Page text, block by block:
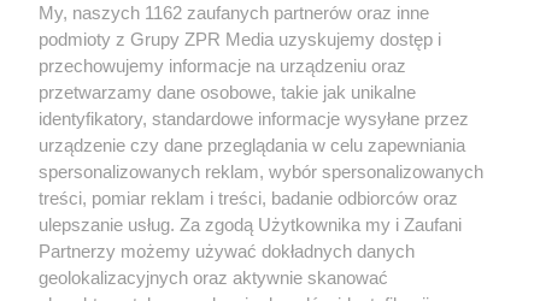
Żaden utwór zamieszczony w serwisie nie może być powielany i
rozpowszechniany lub dalej rozpowszechniany w jakikolwiek sposób (w
tym także elektroniczny lub mechaniczny) na jakimkolwiek polu
eksploatacji w jakiejkolwiek formie, włącznie z umieszczaniem w
Internecie bez pisemnej zgody właściciela praw. Jakiekolwiek użycie lub
wykorzystanie utworów w całości lub w części z naruszeniem prawa,
tzn. bez właściwej zgody, jest zabronione pod groźbą kary i może być
ścigane prawnie.
My, naszych 1162 zaufanych partnerów oraz inne
podmioty z Grupy ZPR Media uzyskujemy dostęp i
przechowujemy informacje na urządzeniu oraz
przetwarzamy dane osobowe, takie jak unikalne
identyfikatory, standardowe informacje wysyłane przez
urządzenie czy dane przeglądania w celu zapewniania
spersonalizowanych reklam, wybór spersonalizowanych
treści, pomiar reklam i treści, badanie odbiorców oraz
ulepszanie usług. Za zgodą Użytkownika my i Zaufani
Partnerzy możemy używać dokładnych danych
geolokalizacyjnych oraz aktywnie skanować